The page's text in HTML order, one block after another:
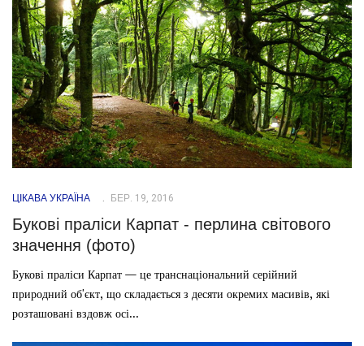
ЦІКАВА УКРАЇНА БЕР. 19, 2016
Букові праліси Карпат - перлина світового
значення (фото)
Букові праліси Карпат — це транснаціональний серійний
природний об'єкт, що складається з десяти окремих масивів, які
розташовані вздовж осі...